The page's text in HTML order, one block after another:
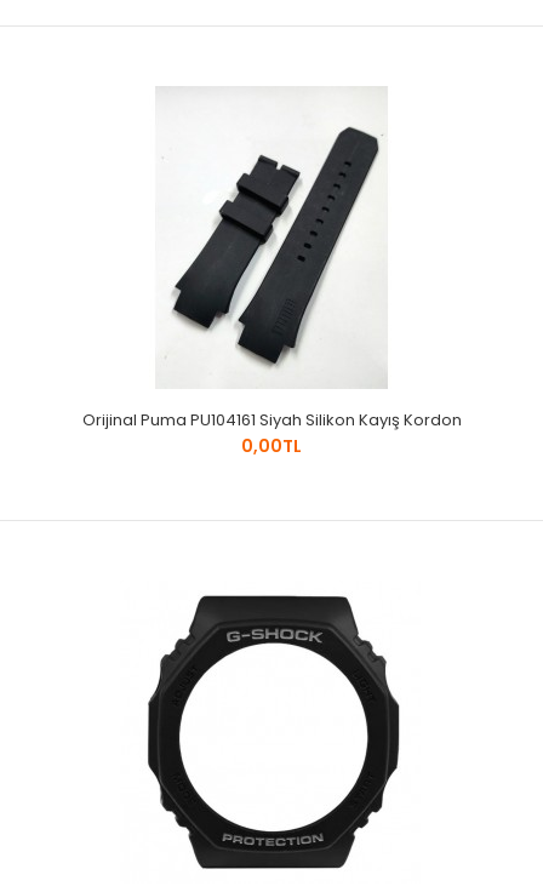
Orijinal Puma PU104161 Siyah Silikon Kayış Kordon
0,00TL